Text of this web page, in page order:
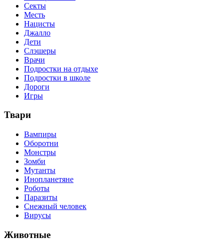
Секты
Месть
Нацисты
Джалло
Дети
Слэшеры
Врачи
Подростки на отдыхе
Подростки в школе
Дороги
Игры
Твари
Вампиры
Оборотни
Монстры
Зомби
Мутанты
Инопланетяне
Роботы
Паразиты
Снежный человек
Вирусы
Животные